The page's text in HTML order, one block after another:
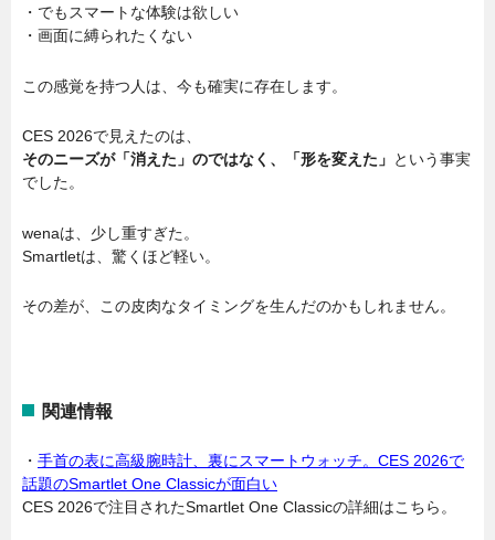
・でもスマートな体験は欲しい
・画面に縛られたくない
この感覚を持つ人は、今も確実に存在します。
CES 2026で見えたのは、
そのニーズが「消えた」のではなく、「形を変えた」 という事実
でした。
wenaは、少し重すぎた。
Smartletは、驚くほど軽い。
その差が、この皮肉なタイミングを生んだのかもしれません。
関連情報
・ 手首の表に高級腕時計、裏にスマートウォッチ。CES 2026で
話題のSmartlet One Classicが面白い
CES 2026で注目されたSmartlet One Classicの詳細はこちら。